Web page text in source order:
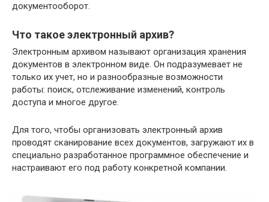
документооборот.
Что такое электронный архив?
Электронным архивом называют организация хранения
документов в электронном виде. Он подразумевает не
только их учет, но и разнообразные возможности
работы: поиск, отслеживание изменений, контроль
доступа и многое другое.
Для того, чтобы организовать электронный архив
проводят сканирование всех документов, загружают их в
специально разработанное программное обеспечение и
настраивают его под работу конкретной компании.